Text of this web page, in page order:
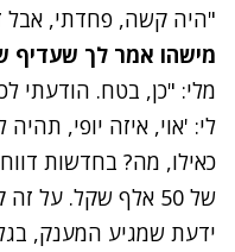
"היה קשה, פחדתי, אבל
מישהו אמר לך שעדיף
מלי: "כן, בטח. הודעתי
לי: 'אוי, איזה יופי,
כאילו, מה? בחדשות
של 50 אלף שקל. על
ידעת שמגיע המענק,